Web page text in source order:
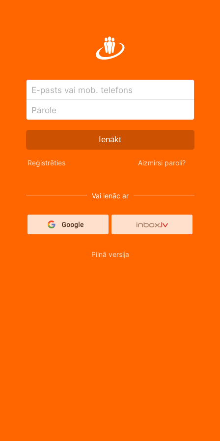
E-pasts vai mob. telefons
Parole
Ienākt
Reģistrēties Aizmirsi paroli?
Vai ienāc ar
Pilnā versija